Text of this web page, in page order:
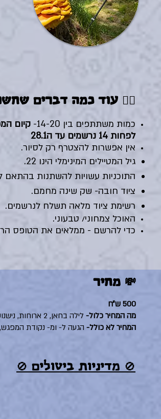
👈🏼 עוד כמה דברים
כמות משתתפים בין 14-20-
קיום
לפחות 14 נרשמים עד ה28.1
אין אפשרות להצטרף רק לסיור.
גיל המטיילים המינימלי הינו 22.
התוכניות עשויות להשתנות בהתאם
ציוד חובה- שק שינה מחמם.
רשימת ציוד מלאה תשלח לנרשמים.
האוכל צמחוני/ טבעוני.
כדי להרשם - ממלאים את הטופס
💸 מחיר
500 ש״ח
מה המחיר כלול- לילה בחאן, 2 ארוחות, נישנושים, הופעה, סיור פטריות.
המחיר לא כולל- הגעה ל- ומ- נקודת
🚫 מדיניות ביטולים 🚫